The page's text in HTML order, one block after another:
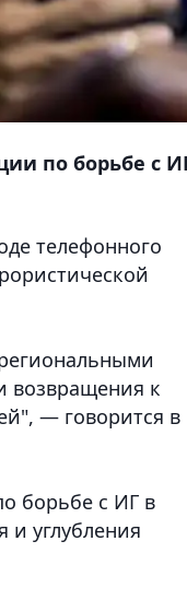
по борьбе с
телефонного
возвращения к
— говорится в
борьбе с ИГ в
углубления